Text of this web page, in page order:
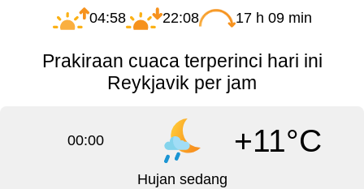
04:58 22:08 17 h 09 min
Prakiraan cuaca terperinci hari ini
Reykjavik per jam
00:00 +11°C
Hujan sedang